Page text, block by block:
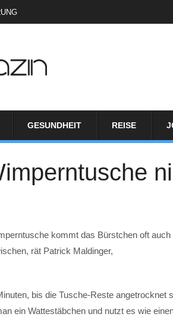
GESUNDHEIT REISE
kommt das Bürstchen oft
rät Patrick Maldinger,
bis die Tusche-Reste angetrocknet
ein Wattestäbchen und nutzt es wie